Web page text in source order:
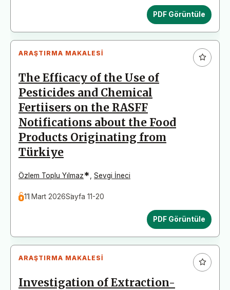
PDF Görüntüle
ARAŞTIRMA MAKALESI
The Efficacy of the Use of
Pesticides and Chemical
Fertiisers on the RASFF
Notifications about the Food
Products Originating from
Türkiye
Özlem Toplu Yılmaz* Sevgi İneci
11 Mart 2026Sayfa 11-20
PDF Görüntüle
ARAŞTIRMA MAKALESI
Investigation of Extraction-